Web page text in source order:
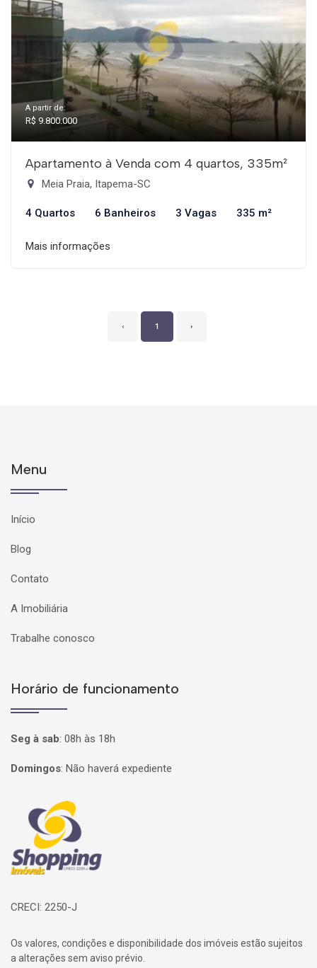
A partir de:
R$ 9.800.000
Apartamento à Venda com 4 quartos, 335m²
Meia Praia, Itapema-SC
4 Quartos 6 Banheiros 3 Vagas 335 m²
Mais informações
‹ 1 ›
Menu
Início
Blog
Contato
A Imobiliária
Trabalhe conosco
Horário de funcionamento
Seg à sab: 08h às 18h
Domingos: Não haverá expediente
Página inicial
CRECI: 2250-J
Os valores, condições e disponibilidade dos imóveis estão sujeitos
a alterações sem aviso prévio.